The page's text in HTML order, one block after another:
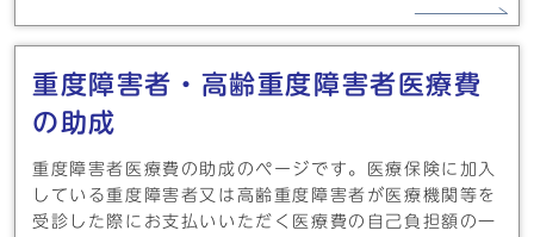
重度障害者・高齢重度障害者医療費
の助成
重度障害者医療費の助成のページです。医療保険に加入
している重度障害者又は高齢重度障害者が医療機関等を
受診した際にお支払いいただく医療費の自己負担額の一